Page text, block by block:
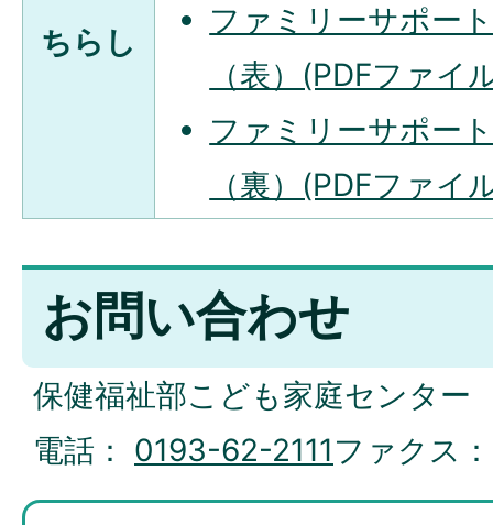
ちらし
ファミリーサポー
（表）(PDFファイ
ファミリーサポー
（裏）(PDFファイ
お問い合わせ
保健福祉部こども家庭センター
電話： 0193-62-2111ファクス